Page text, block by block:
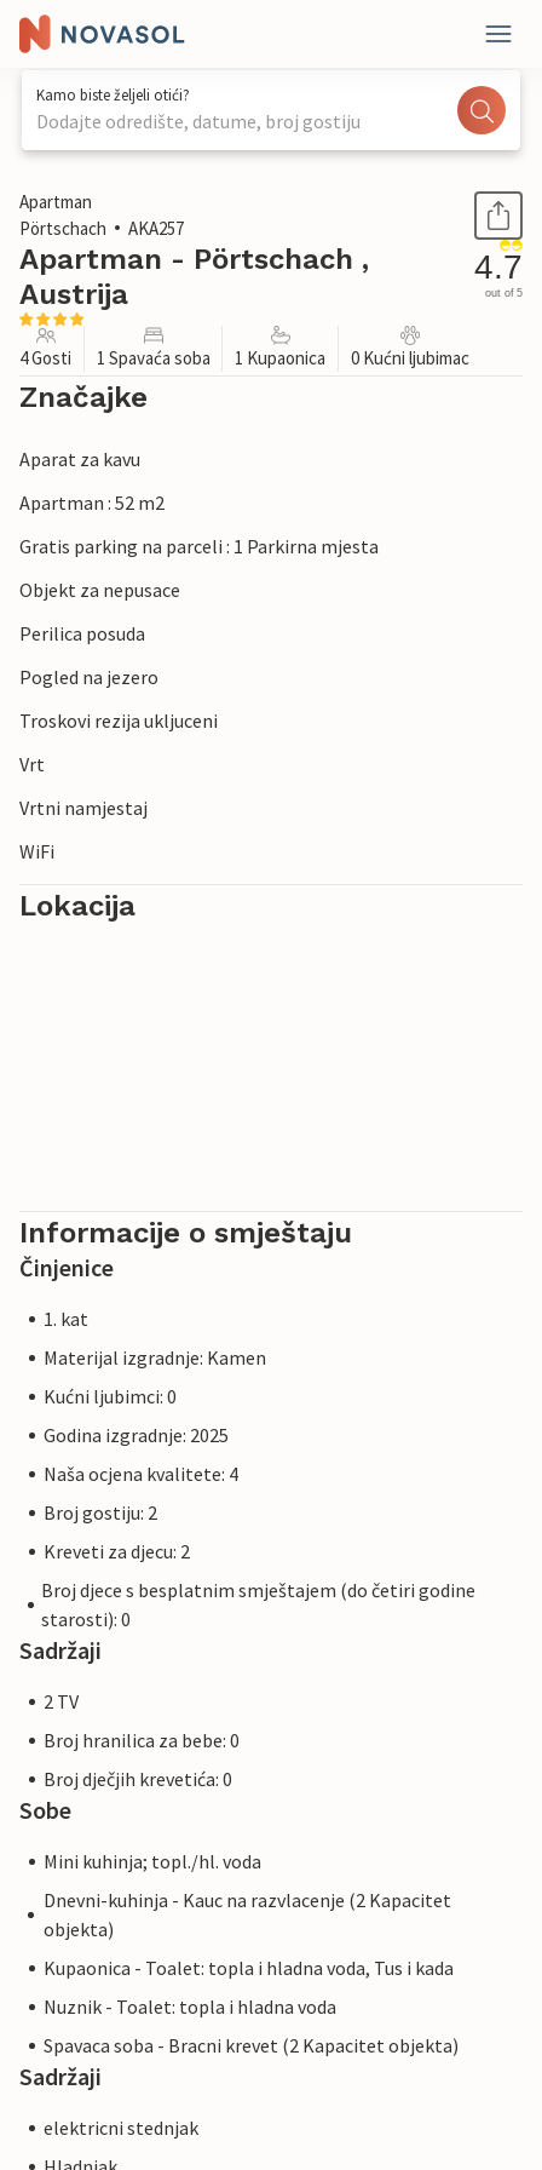
Kamo biste željeli otići?
Dodajte odredište, datume, broj gostiju
1 / 25
Apartman
Pörtschach
AKA257
Apartman - Pörtschach ,
Austrija
4.7
out of 5
4 Gosti 1 Spavaća soba 1 Kupaonica 0 Kućni ljubimac
Značajke
Aparat za kavu
Apartman : 52 m2
Gratis parking na parceli : 1 Parkirna mjesta
Objekt za nepusace
Perilica posuda
Pogled na jezero
Troskovi rezija ukljuceni
Vrt
Vrtni namjestaj
WiFi
Lokacija
Informacije o smještaju
Činjenice
1. kat
Materijal izgradnje: Kamen
Kućni ljubimci: 0
Godina izgradnje: 2025
Naša ocjena kvalitete: 4
Broj gostiju: 2
Kreveti za djecu: 2
Broj djece s besplatnim smještajem (do četiri godine
starosti): 0
Sadržaji
2 TV
Broj hranilica za bebe: 0
Broj dječjih krevetića: 0
Sobe
Mini kuhinja; topl./hl. voda
Dnevni-kuhinja - Kauc na razvlacenje (2 Kapacitet
objekta)
Kupaonica - Toalet: topla i hladna voda, Tus i kada
Nuznik - Toalet: topla i hladna voda
Spavaca soba - Bracni krevet (2 Kapacitet objekta)
Sadržaji
elektricni stednjak